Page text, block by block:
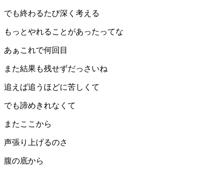
でも終わるたび深く考える
もっとやれることがあったってな
あぁこれで何回目
また結果も残せずだっさいね
追えば追うほどに苦しくて
でも諦めきれなくて
またここから
声張り上げるのさ
腹の底から